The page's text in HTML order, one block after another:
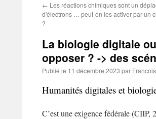
← Les réactions chimiques sont un
d'électrons … peut-on les activer par un
?
La biologie digitale
opposer ? -> des
Publié le 11 décembre 2023 par
Humanités digitales et
C’est une exigence fédérale (CIIP,